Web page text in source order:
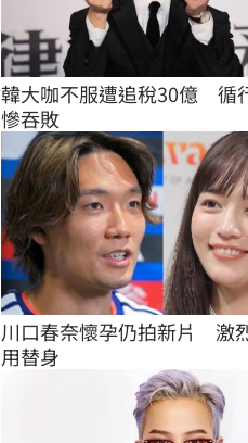
韓大咖不服遭追稅30億　循
慘吞敗
川口春奈懷孕仍拍新片　激
用替身